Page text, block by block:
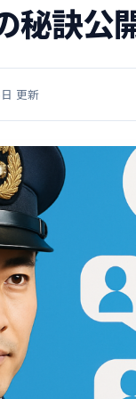
秘訣公
更新